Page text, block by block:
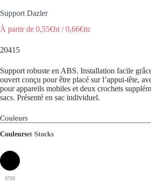
Support Dazler
À partir de 0,55€ht/0,66€ttc
20415
Support robuste en ABS. Installation facile
ouvert conçu pour être placé sur l’appui-tête,
pour appareils mobiles et deux crochets
sacs. Présenté en sac individuel.
Couleurs
Couleurset Stocks
5733